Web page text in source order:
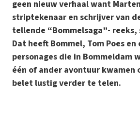
geen nieuw verhaal want
striptekenaar en schrijver van
tellende “Bommelsaga”-
Dat heeft Bommel, Tom Poes en
personages die in Bommeldam
één of ander avontuur kwamen
belet lustig verder te telen.